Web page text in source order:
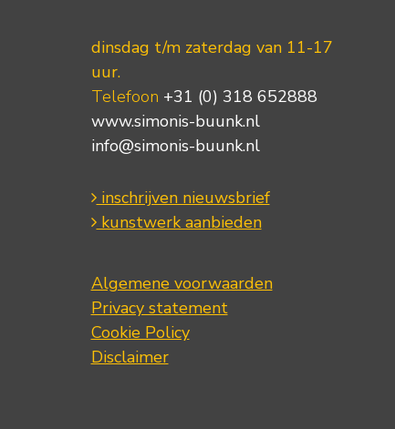
dinsdag t/m zaterdag van 11-17
uur.
Telefoon +31 (0) 318 652888
www.simonis-buunk.nl
info@simonis-buunk.nl
inschrijven nieuwsbrief
kunstwerk aanbieden
Algemene voorwaarden
Privacy statement
Cookie Policy
Disclaimer